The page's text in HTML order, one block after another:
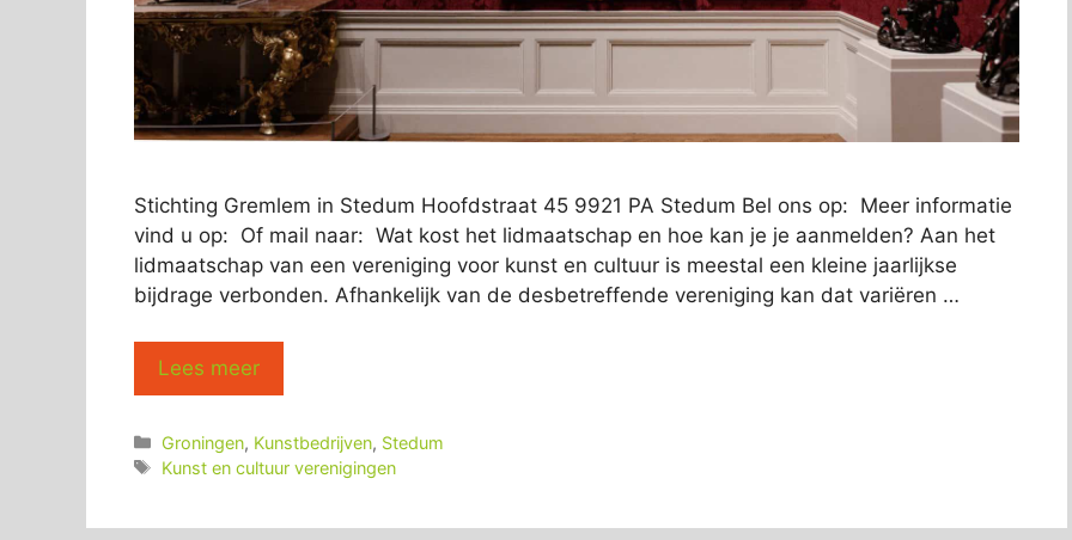
Stichting Gremlem in Stedum Hoofdstraat 45 9921 PA Stedum Bel ons op: Meer informatie
vind u op: Of mail naar: Wat kost het lidmaatschap en hoe kan je je aanmelden? Aan het
lidmaatschap van een vereniging voor kunst en cultuur is meestal een kleine jaarlijkse
bijdrage verbonden. Afhankelijk van de desbetreffende vereniging kan dat variëren …
Lees meer
Categorieën
Groningen, Kunstbedrijven, Stedum
Tags
Kunst en cultuur verenigingen